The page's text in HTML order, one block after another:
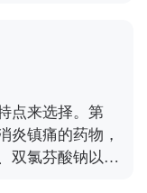
称为是细菌性阴
内菌群出现失调
于之后依然需要
道里面的内菌群
菌继续繁殖下
点来选择。第
炎镇痛的药物，
双氯芬酸钠以及